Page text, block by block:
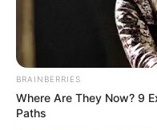
BRAINBERRIES
Where Are They Now? 9
Paths